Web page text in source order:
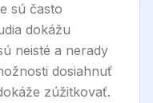
sú často
dokážu
neisté a nerady
dosiahnuť
zúžitkovať.